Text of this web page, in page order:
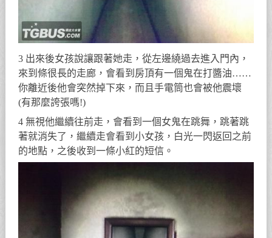
3 出來後女孩說讓跟著她走，從左邊繞過去進入門內，
來到條很長的走廊，會看到房頂有一個鬼在打醬油……
你離近後他會突然掉下來，而且手電筒也會被他震壞
(有那麼誇張嗎!)
4 無視他繼續往前走，會看到一個女鬼在跳舞，跳著跳
著就消失了，繼續走會看到小女孩，白光一閃返回之前
的地點，之後收到一條小紅的短信。